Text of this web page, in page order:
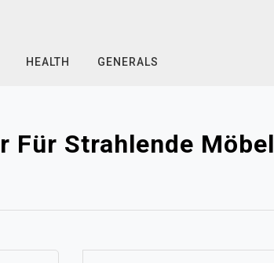
HEALTH GENERALS
Für Strahlende Möbel